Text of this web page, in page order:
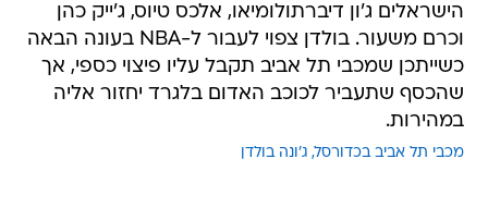
הישראלים ג'ון דיברתולומיאו, אלכס טיוס, ג'ייק כהן
וכרם משעור. בולדן צפוי לעבור ל-NBA בעונה הבאה
כשייתכן שמכבי תל אביב תקבל עליו פיצוי כספי, אך
שהכסף שתעביר לכוכב האדום בלגרד יחזור אליה
במהירות.
מכבי תל אביב בכדורסל ג'ונה בולדן